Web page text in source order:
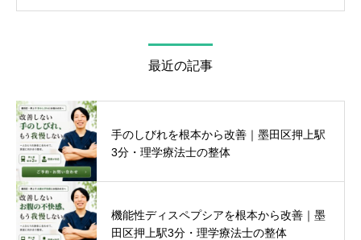
最近の記事
手のしびれを根本から改善｜墨田区押上駅
3分・理学療法士の整体
機能性ディスペプシアを根本から改善｜墨
田区押上駅3分・理学療法士の整体